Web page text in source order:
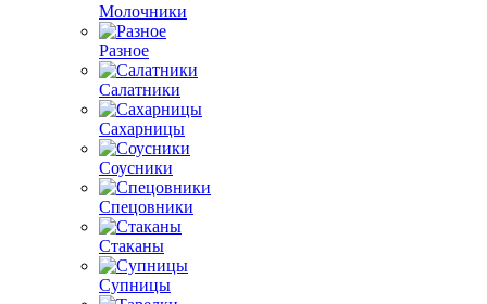
Молочники
Разное
Салатники
Сахарницы
Соусники
Спецовники
Стаканы
Супницы